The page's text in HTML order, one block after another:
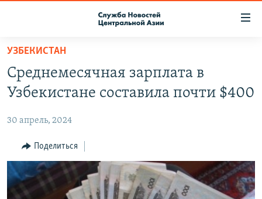
Вернуться
основному
содержанию
навигации
Вернутся
поиску
ПОДПИСКА
RFE/RL ДИРЕКТ
НАСТОЯЩЕЕ ВРЕМЯ
МИГРАНТ МЕДИА
УЗБЕКИСТАН
Среднемесячная зарплата в
Узбекистане составила почти $400
30 апрель, 2024
Поделиться